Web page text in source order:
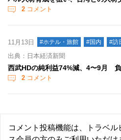
2 コメント
11月13日 #ホテル・旅館 #国内 #訪
出典：日本経済新聞
西武HDの純利益74%減、4〜9月
2 コメント
コメント投稿機能は、トラベ